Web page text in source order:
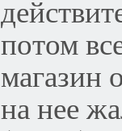
потом
магазин
на нее